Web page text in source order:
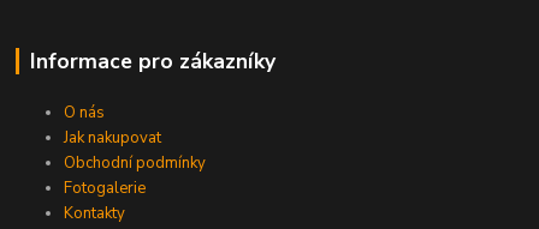
Informace pro zákazníky
O nás
Jak nakupovat
Obchodní podmínky
Fotogalerie
Kontakty